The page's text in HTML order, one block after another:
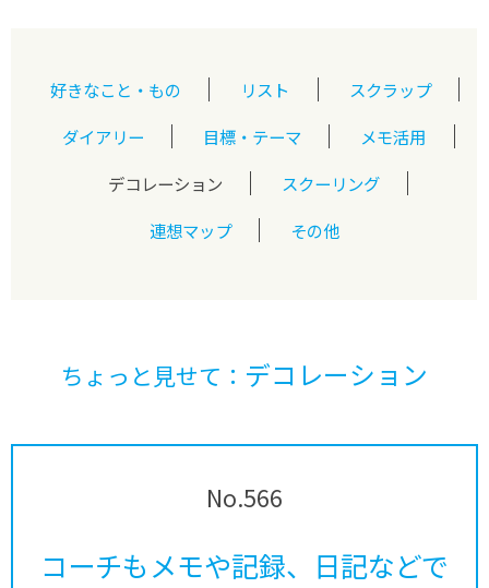
好きなこと・もの リスト
スクラップ
ダイアリー
目標・テーマ
メモ活用
デコレーション
スクーリング
連想マップ
その他
ちょっと見せて： デコレーション
No.566
コーチもメモや記録、日記などで